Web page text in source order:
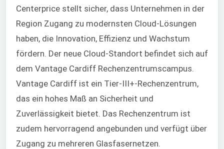
Centerprice stellt sicher, dass Unternehmen in der
Region Zugang zu modernsten Cloud-Lösungen
haben, die Innovation, Effizienz und Wachstum
fördern. Der neue Cloud-Standort befindet sich auf
dem Vantage Cardiff Rechenzentrumscampus.
Vantage Cardiff ist ein Tier-III+-Rechenzentrum,
das ein hohes Maß an Sicherheit und
Zuverlässigkeit bietet. Das Rechenzentrum ist
zudem hervorragend angebunden und verfügt über
Zugang zu mehreren Glasfasernetzen.